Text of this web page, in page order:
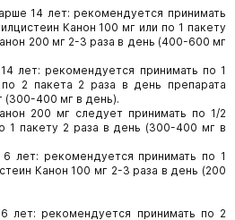
14 лет: рекомендуется принимать
Канон 100 мг или по 1 пакету
200 мг 2-3 раза в день (400-600 мг
лет: рекомендуется принимать по 1
2 пакета 2 раза в день препарата
(300-400 мг в день).
200 мг следует принимать по 1/2
1 пакету 2 раза в день (300-400 мг в
лет: рекомендуется принимать по 1
Канон 100 мг 2-3 раза в день (200
лет: рекомендуется принимать по 2